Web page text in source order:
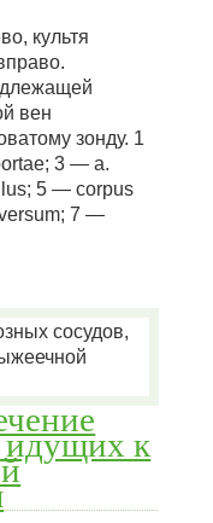
культя
вен
зонду. 1
3 — a.
5 — corpus
7 —
идущих к